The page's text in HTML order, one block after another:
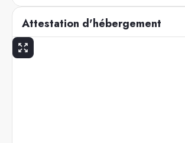
Attestation d'hébergement